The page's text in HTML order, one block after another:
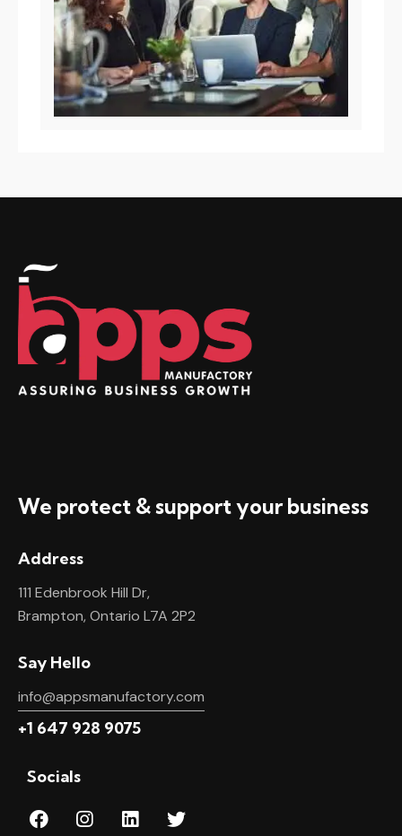
We protect & support your business
Address
111 Edenbrook Hill Dr,
Brampton, Ontario L7A 2P2
Say Hello
info@appsmanufactory.com
+1 647 928 9075
Socials